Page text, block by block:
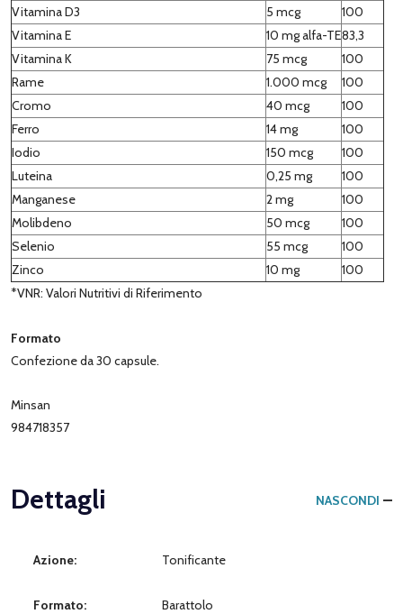
Vitamina D3 5 mcg
100
Vitamina E
10 mg alfa-TE83,3
Vitamina K
75 mcg
100
Rame
1.000 mcg
100
Cromo
40 mcg
100
Ferro
14 mg
100
Iodio
150 mcg
100
Luteina
0,25 mg
100
Manganese
2 mg
100
Molibdeno
50 mcg
100
Selenio
55 mcg
100
Zinco
10 mg
100
*VNR: Valori Nutritivi di Riferimento
Formato
Confezione da 30 capsule.
Minsan
984718357
Dettagli NASCONDI
Azione: Tonificante
Formato: Barattolo